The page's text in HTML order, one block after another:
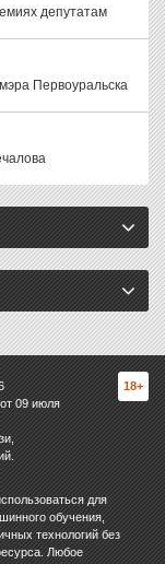
депутатам
Первоуральска
09 июля
18+
для
обучения,
технологий без
Любое